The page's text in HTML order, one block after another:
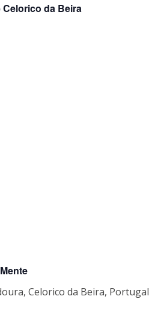
da Beira
Celorico da Beira, Portugal